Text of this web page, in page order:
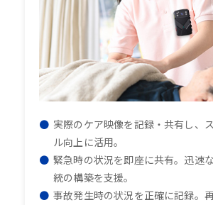
実際のケア映像を記録・共有し、
ル向上に活用。
緊急時の状況を即座に共有。迅速
統の構築を支援。
事故発生時の状況を正確に記録。